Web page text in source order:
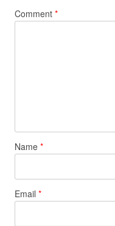
Comment *
Name *
Email *